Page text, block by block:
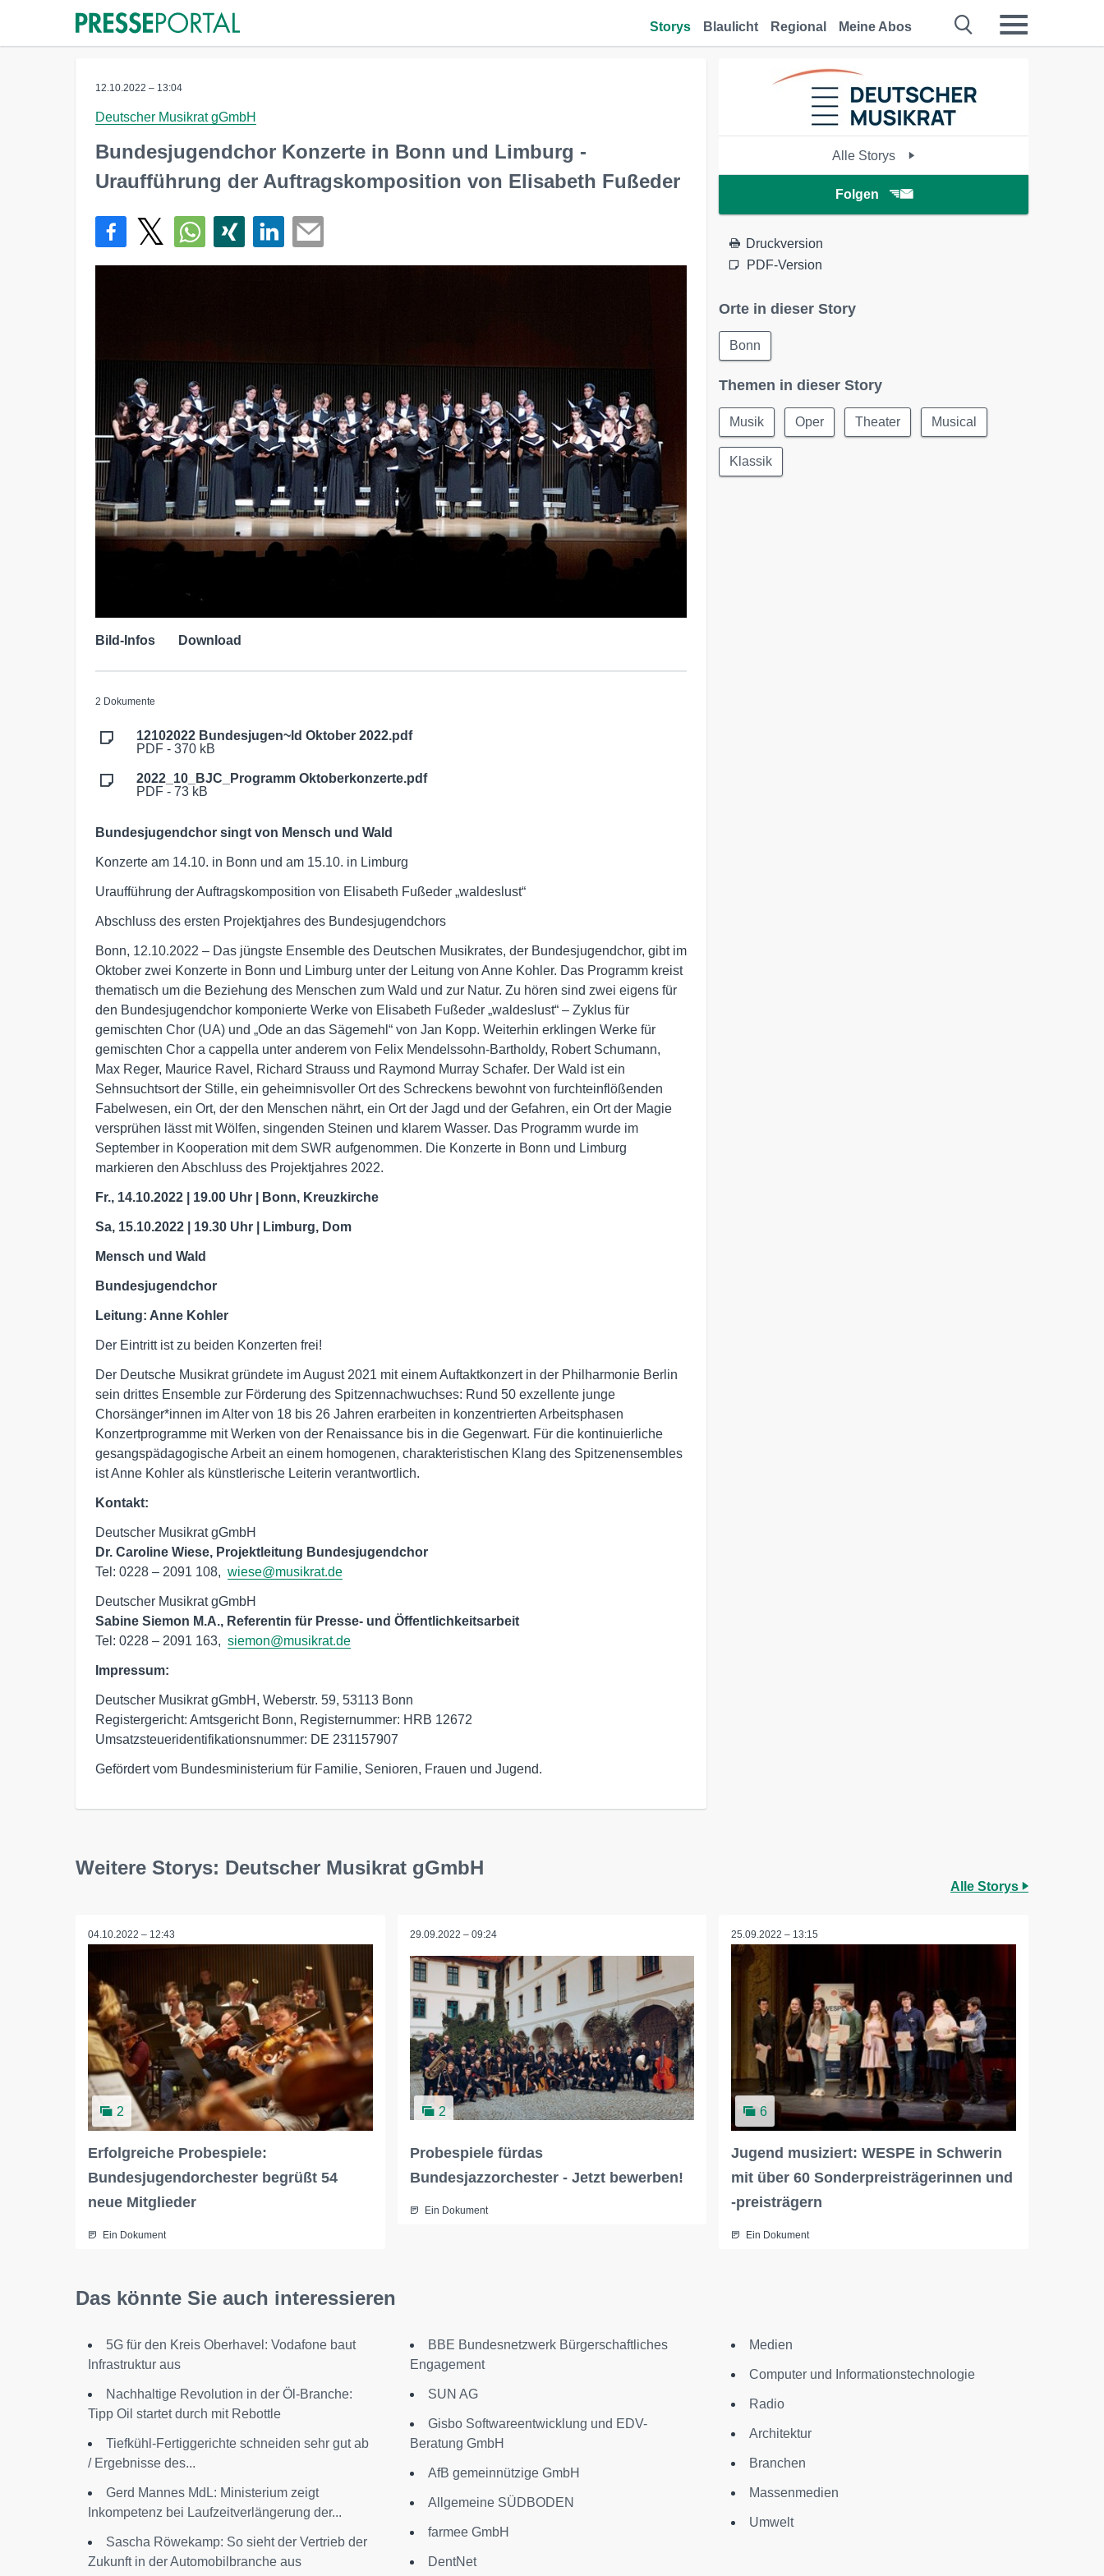
Storys Blaulicht Regional Meine Abos
12.10.2022 – 13:04
Deutscher Musikrat gGmbH
Bundesjugendchor Konzerte in Bonn und Limburg -
Uraufführung der Auftragskomposition von Elisabeth Fußeder
Bild-Infos Download
2 Dokumente
12102022 Bundesjugen~ld Oktober 2022.pdf
PDF - 370 kB
2022_10_BJC_Programm Oktoberkonzerte.pdf
PDF - 73 kB
Bundesjugendchor singt von Mensch und Wald
Konzerte am 14.10. in Bonn und am 15.10. in Limburg
Uraufführung der Auftragskomposition von Elisabeth Fußeder „waldeslust“
Abschluss des ersten Projektjahres des Bundesjugendchors
Bonn, 12.10.2022 – Das jüngste Ensemble des Deutschen Musikrates, der Bundesjugendchor, gibt im
Oktober zwei Konzerte in Bonn und Limburg unter der Leitung von Anne Kohler. Das Programm kreist
thematisch um die Beziehung des Menschen zum Wald und zur Natur. Zu hören sind zwei eigens für
den Bundesjugendchor komponierte Werke von Elisabeth Fußeder „waldeslust“ – Zyklus für
gemischten Chor (UA) und „Ode an das Sägemehl“ von Jan Kopp. Weiterhin erklingen Werke für
gemischten Chor a cappella unter anderem von Felix Mendelssohn-Bartholdy, Robert Schumann,
Max Reger, Maurice Ravel, Richard Strauss und Raymond Murray Schafer. Der Wald ist ein
Sehnsuchtsort der Stille, ein geheimnisvoller Ort des Schreckens bewohnt von furchteinflößenden
Fabelwesen, ein Ort, der den Menschen nährt, ein Ort der Jagd und der Gefahren, ein Ort der Magie
versprühen lässt mit Wölfen, singenden Steinen und klarem Wasser. Das Programm wurde im
September in Kooperation mit dem SWR aufgenommen. Die Konzerte in Bonn und Limburg
markieren den Abschluss des Projektjahres 2022.
Fr., 14.10.2022 | 19.00 Uhr | Bonn, Kreuzkirche
Sa, 15.10.2022 | 19.30 Uhr | Limburg, Dom
Mensch und Wald
Bundesjugendchor
Leitung: Anne Kohler
Der Eintritt ist zu beiden Konzerten frei!
Der Deutsche Musikrat gründete im August 2021 mit einem Auftaktkonzert in der Philharmonie Berlin
sein drittes Ensemble zur Förderung des Spitzennachwuchses: Rund 50 exzellente junge
Chorsänger*innen im Alter von 18 bis 26 Jahren erarbeiten in konzentrierten Arbeitsphasen
Konzertprogramme mit Werken von der Renaissance bis in die Gegenwart. Für die kontinuierliche
gesangspädagogische Arbeit an einem homogenen, charakteristischen Klang des Spitzenensembles
ist Anne Kohler als künstlerische Leiterin verantwortlich.
Kontakt:
Dr. Caroline Wiese, Projektleitung Bundesjugendchor
Tel: 0228 – 2091 108, wiese@musikrat.de
Sabine Siemon M.A., Referentin für Presse- und Öffentlichkeitsarbeit
Tel: 0228 – 2091 163, siemon@musikrat.de
Impressum:
Deutscher Musikrat gGmbH, Weberstr. 59, 53113 Bonn
Registergericht: Amtsgericht Bonn, Registernummer: HRB 12672
Umsatzsteueridentifikationsnummer: DE 231157907
Gefördert vom Bundesministerium für Familie, Senioren, Frauen und Jugend.
Alle Storys
Folgen
Druckversion
PDF-Version
Orte in dieser Story
Bonn
Themen in dieser Story
Musik Oper Theater Musical
Klassik
Weitere Storys: Deutscher Musikrat gGmbH
Alle Storys
04.10.2022 – 12:43
2
Erfolgreiche Probespiele:
Bundesjugendorchester begrüßt 54
neue Mitglieder
Ein Dokument
29.09.2022 – 09:24
2
Probespiele fürdas
Bundesjazzorchester - Jetzt bewerben!
Ein Dokument
25.09.2022 – 13:15
6
Jugend musiziert: WESPE in Schwerin
mit über 60 Sonderpreisträgerinnen und
-preisträgern
Ein Dokument
Das könnte Sie auch interessieren
5G für den Kreis Oberhavel: Vodafone baut
Infrastruktur aus
Nachhaltige Revolution in der Öl-Branche:
Tipp Oil startet durch mit Rebottle
Tiefkühl-Fertiggerichte schneiden sehr gut ab
/ Ergebnisse des...
Gerd Mannes MdL: Ministerium zeigt
Inkompetenz bei Laufzeitverlängerung der...
Sascha Röwekamp: So sieht der Vertrieb der
Zukunft in der Automobilbranche aus
BBE Bundesnetzwerk Bürgerschaftliches
Engagement
SUN AG
Gisbo Softwareentwicklung und EDV-
Beratung GmbH
AfB gemeinnützige GmbH
Allgemeine SÜDBODEN
farmee GmbH
DentNet
Medien
Computer und Informationstechnologie
Radio
Architektur
Branchen
Massenmedien
Umwelt